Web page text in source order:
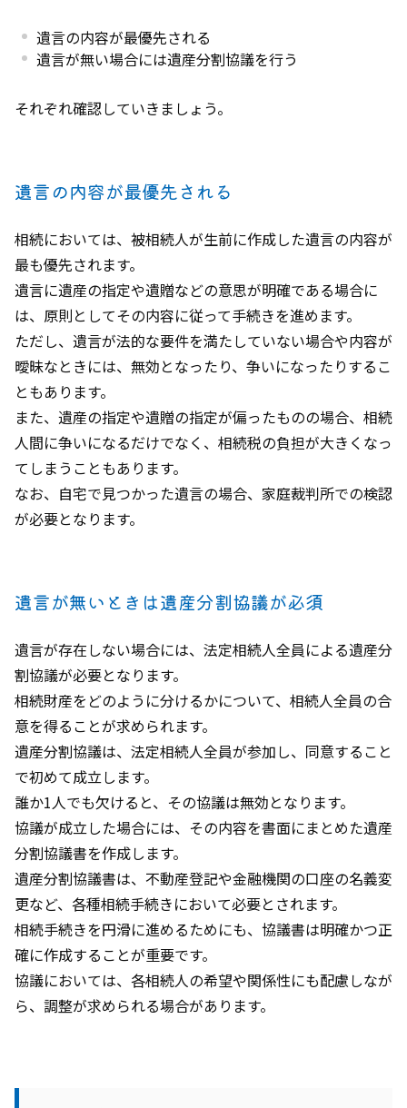
遺言の内容が最優先される
遺言が無い場合には遺産分割協議を行う
それぞれ確認していきましょう。
遺言の内容が最優先される
相続においては、被相続人が生前に作成した遺言の内容が
最も優先されます。
遺言に遺産の指定や遺贈などの意思が明確である場合に
は、原則としてその内容に従って手続きを進めます。
ただし、遺言が法的な要件を満たしていない場合や内容が
曖昧なときには、無効となったり、争いになったりするこ
ともあります。
また、遺産の指定や遺贈の指定が偏ったものの場合、相続
人間に争いになるだけでなく、相続税の負担が大きくなっ
てしまうこともあります。
なお、自宅で見つかった遺言の場合、家庭裁判所での検認
が必要となります。
遺言が無いときは遺産分割協議が必須
遺言が存在しない場合には、法定相続人全員による遺産分
割協議が必要となります。
相続財産をどのように分けるかについて、相続人全員の合
意を得ることが求められます。
遺産分割協議は、法定相続人全員が参加し、同意すること
で初めて成立します。
誰か1人でも欠けると、その協議は無効となります。
協議が成立した場合には、その内容を書面にまとめた遺産
分割協議書を作成します。
遺産分割協議書は、不動産登記や金融機関の口座の名義変
更など、各種相続手続きにおいて必要とされます。
相続手続きを円滑に進めるためにも、協議書は明確かつ正
確に作成することが重要です。
協議においては、各相続人の希望や関係性にも配慮しなが
ら、調整が求められる場合があります。